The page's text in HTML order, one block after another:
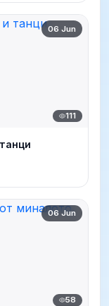
06 Jun
111
06 Jun
58